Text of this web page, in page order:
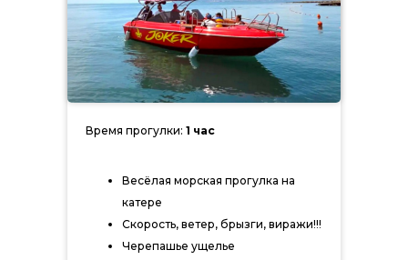
Весёлая морская прогулка на
катере
Скорость, ветер, брызги, виражи!!!
Черепашье ущелье
Время прогулки: 1 час